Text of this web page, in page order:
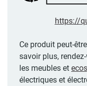
https://
Ce produit peut-
savoir plus,
les meubles et
électriques et